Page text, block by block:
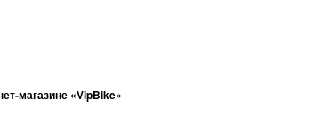
магазине «VipBike»